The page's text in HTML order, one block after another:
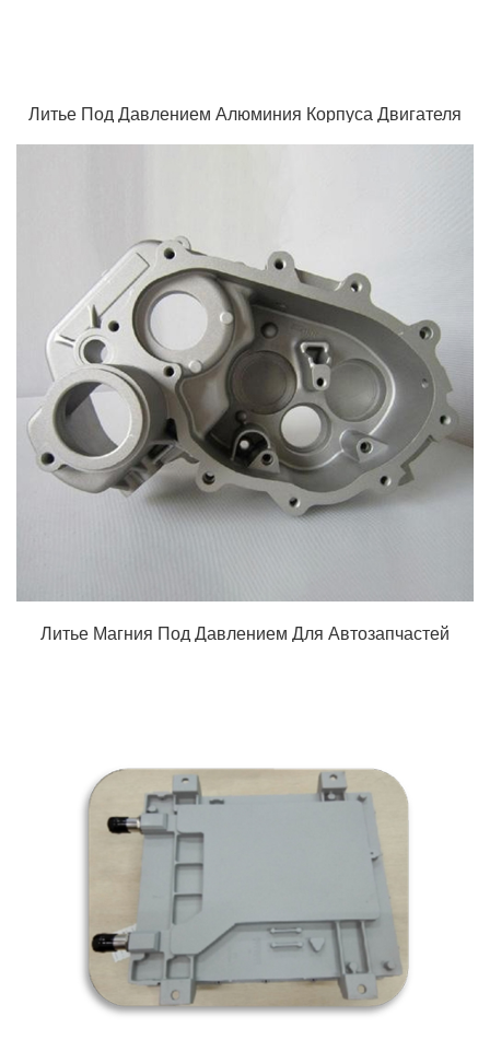
Литье Под Давлением Алюминия Корпуса Двигателя
Литье Магния Под Давлением Для Автозапчастей